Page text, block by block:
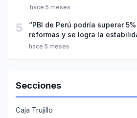
hace 5 meses
5
“PBI de Perú podría superar
reformas y se logra la
hace 5 meses
Secciones
Caja Trujillo